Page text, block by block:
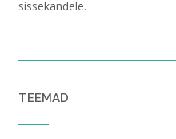
sissekandele.
TEEMAD